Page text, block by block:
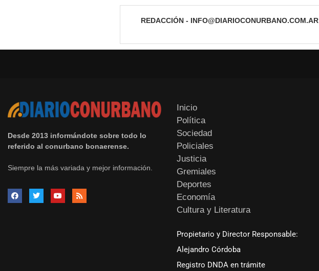
REDACCIÓN - INFO@DIARIOCONURBANO.COM.AR
Desde 2013 informándote sobre todo lo
referido al conurbano bonaerense.
Siempre la más variada y mejor información.
Inicio
Política
Sociedad
Policiales
Justicia
Gremiales
Deportes
Economía
Cultura y Literatura
Propietario y Director Responsable:
Alejandro Córdoba
Registro DNDA en trámite